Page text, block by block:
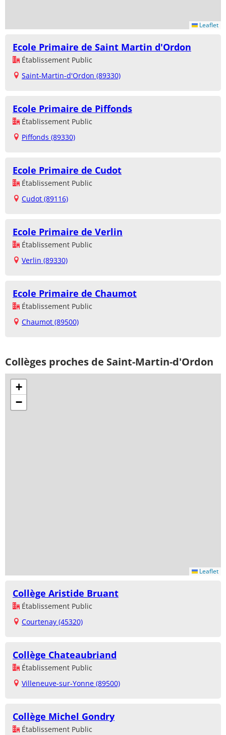
Leaflet
Ecole Primaire de Saint Martin d'Ordon
Établissement Public
Saint-Martin-d'Ordon (89330)
Ecole Primaire de Piffonds
Établissement Public
Piffonds (89330)
Ecole Primaire de Cudot
Établissement Public
Cudot (89116)
Ecole Primaire de Verlin
Établissement Public
Verlin (89330)
Ecole Primaire de Chaumot
Établissement Public
Chaumot (89500)
Collèges proches de Saint-Martin-d'Ordon
+
−
Leaflet
Collège Aristide Bruant
Établissement Public
Courtenay (45320)
Collège Chateaubriand
Établissement Public
Villeneuve-sur-Yonne (89500)
Collège Michel Gondry
Établissement Public